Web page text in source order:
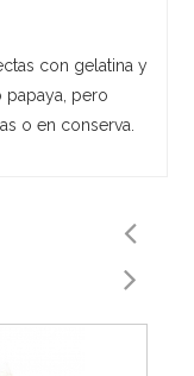
con gelatina y
pero
o en conserva.